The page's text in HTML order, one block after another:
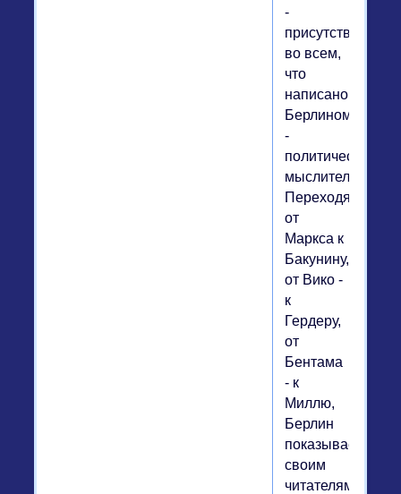
-
присутствует
во всем,
что
написано
Берлином
-
политическим
мыслителем.
Переходя
от
Маркса к
Бакунину,
от Вико -
к
Гердеру,
от
Бентама
- к
Миллю,
Берлин
показывает
своим
читателям,